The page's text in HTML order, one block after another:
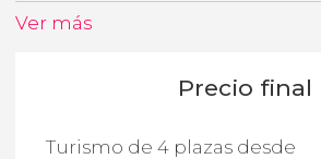
Ver más
Precio final
Turismo de 4 plazas desde